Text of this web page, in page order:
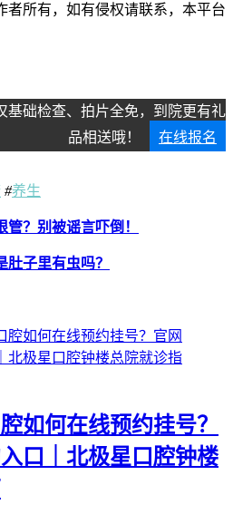
者所有，如有侵权请联系，本平台
基础检查、拍片全免，到院更有礼
品相送哦！
在线报名
#养生
？别被谣言吓倒！
子里有虫吗？
如何在线预约挂号？
口｜北极星口腔钟楼